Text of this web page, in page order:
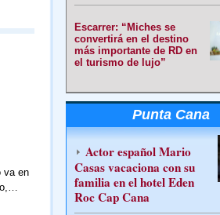
va en
Escarrer: “Miches se
convertirá en el destino
más importante de RD en
el turismo de lujo”
Punta Cana
Actor español Mario
Casas vacaciona con su
familia en el hotel Eden
Roc Cap Cana